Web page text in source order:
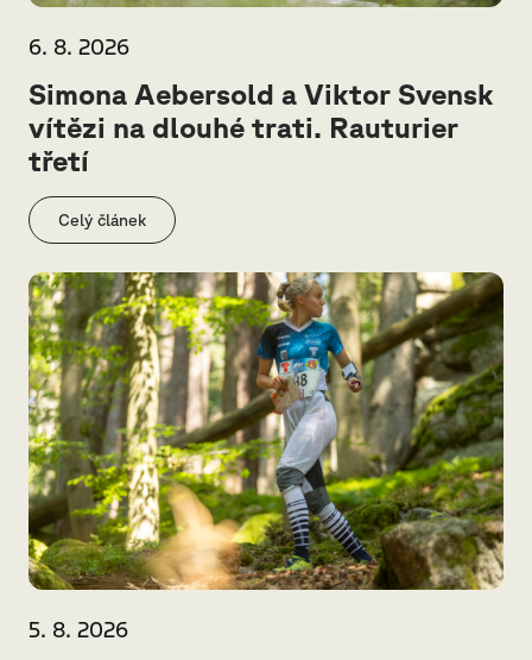
6. 8. 2026
Simona Aebersold a Viktor Svensk
vítězi na dlouhé trati. Rauturier
třetí
Celý článek
5. 8. 2026